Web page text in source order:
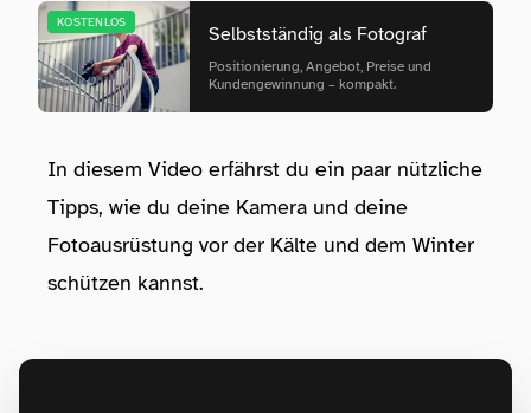
KOSTENLOS
Selbstständig als Fotograf
Positionierung, Angebot, Preise und
Kundengewinnung – kompakt.
In diesem Video erfährst du ein paar nützliche
Tipps, wie du deine Kamera und deine
Fotoausrüstung vor der Kälte und dem Winter
schützen kannst.